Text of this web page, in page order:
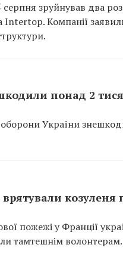
зруйнував два
Компанії
понад 2
України
козуленя
пожежі у Франції
тамтешнім волонтерам.